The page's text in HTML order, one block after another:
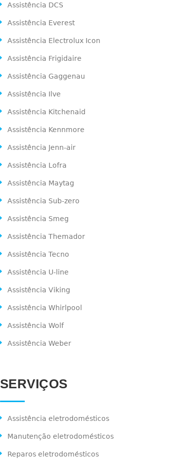
Assistência DCS
Assistência Everest
Assistência Electrolux Icon
Assistência Frigidaire
Assistência Gaggenau
Assistência Ilve
Assistência Kitchenaid
Assistência Kennmore
Assistência Jenn-air
Assistência Lofra
Assistência Maytag
Assistência Sub-zero
Assistência Smeg
Assistência Themador
Assistência Tecno
Assistência U-line
Assistência Viking
Assistência Whirlpool
Assistência Wolf
Assistência Weber
SERVIÇOS
Assistência eletrodomésticos
Manutenção eletrodomésticos
Reparos eletrodomésticos